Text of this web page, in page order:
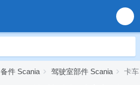
备件 Scania 驾驶室部件 Scania 卡